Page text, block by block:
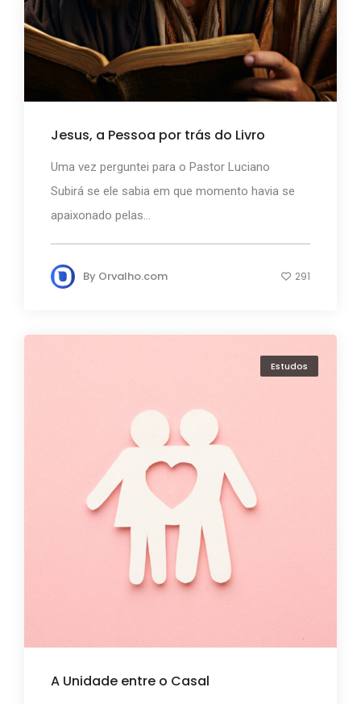
Jesus, a Pessoa por trás do Livro
Uma vez perguntei para o Pastor Luciano
Subirá se ele sabia em que momento havia se
apaixonado pelas...
By Orvalho.com 291
Estudos
A Unidade entre o Casal